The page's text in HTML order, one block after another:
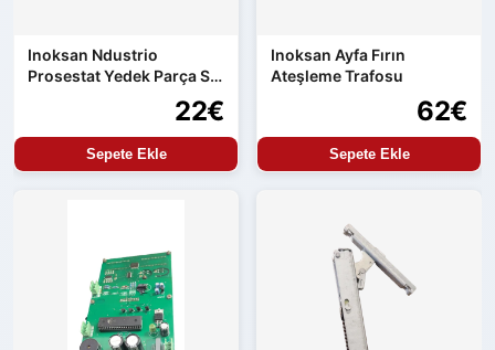
Inoksan Ndustrio
Prosestat Yedek Parça Su
22€
Sepete Ekle
Inoksan Ayfa Fırın
Ateşleme Trafosu
62€
Sepete Ekle